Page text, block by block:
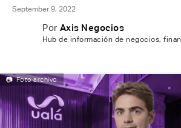
September 9, 2022
Por Axis Negocios
Hub de información de negocios,
📷 Foto archivo